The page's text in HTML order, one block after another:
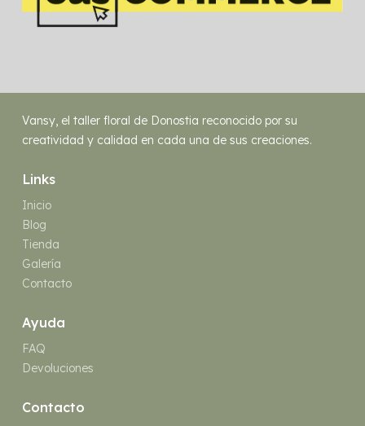
Vansy, el taller floral de Donostia reconocido por su
creatividad y calidad en cada una de sus creaciones.
Links
Inicio
Blog
Tienda
Galería
Contacto
Ayuda
FAQ
Devoluciones
Contacto